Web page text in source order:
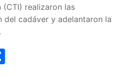
(CTI) realizaron las
del cadáver y adelantaron la